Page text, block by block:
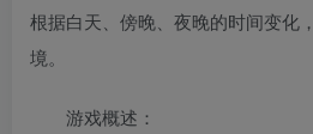
根据白天、傍晚、夜晚的时间变化
境。
游戏概述：